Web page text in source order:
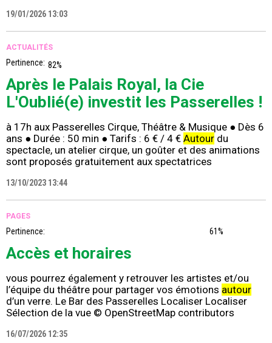
19/01/2026 13:03
ACTUALITÉS
Pertinence: 82%
Après le Palais Royal, la Cie
L'Oublié(e) investit les Passerelles !
à 17h aux Passerelles Cirque, Théâtre & Musique ● Dès 6
ans ● Durée : 50 min ● Tarifs : 6 € / 4 € Autour du
spectacle, un atelier cirque, un goûter et des animations
sont proposés gratuitement aux spectatrices
13/10/2023 13:44
PAGES
Pertinence: 61%
Accès et horaires
vous pourrez également y retrouver les artistes et/ou
l’équipe du théâtre pour partager vos émotions autour
d’un verre. Le Bar des Passerelles Localiser Localiser
Sélection de la vue © OpenStreetMap contributors
16/07/2026 12:35